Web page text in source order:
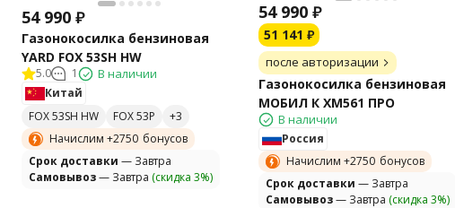
54 990 ₽
Газонокосилка бензиновая
YARD FOX 53SH HW
5.0 1 В наличии
Китай
FOX 53SH HW
FOX 53P
Начислим +2750 бонусов
Cрок доставки — Завтра
Самовывоз— Завтра (скидка 3%)
54 990 ₽
51 141 ₽
после авторизации
Газонокосилка бензиновая
МОБИЛ К XM561 ПРО
В наличии
Россия
Начислим +2750 бонусов
Cрок доставки — Завтра
Самовывоз— Завтра (скидка 3%)